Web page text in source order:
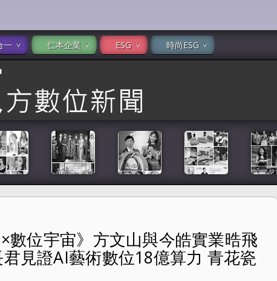
一 仁本企業 ESG 時尚ESG
實業晧飛思科技AI技術合作 于長君見證AI藝術數位18億算
數位宇宙》方文山與今皓實業晧飛
見證AI藝術數位18億算力 青花瓷